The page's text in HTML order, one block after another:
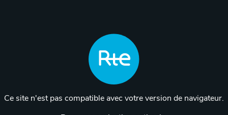
Ce site n'est pas compatible avec votre version de navigateur.